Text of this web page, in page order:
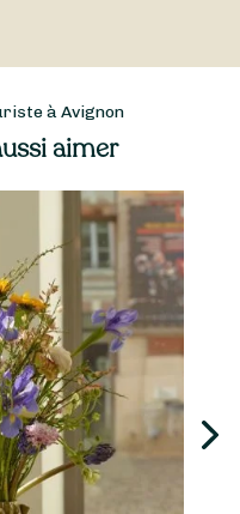
à Avignon
aimer